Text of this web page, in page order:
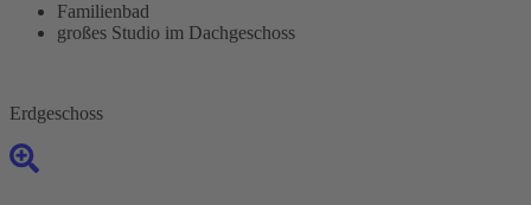
Familienbad
großes Studio im Dachgeschoss
Erdgeschoss